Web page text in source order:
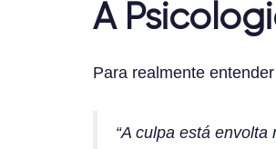
A
Para realmente
“A culpa está